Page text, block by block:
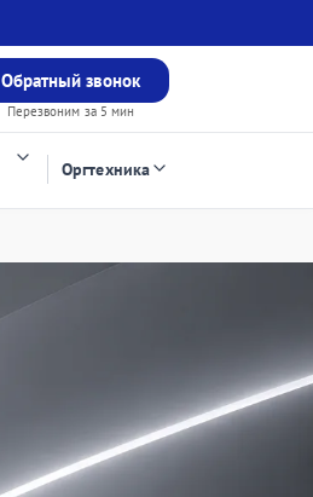
Обратный звонок
Перезвоним за 5 мин
Оргтехника